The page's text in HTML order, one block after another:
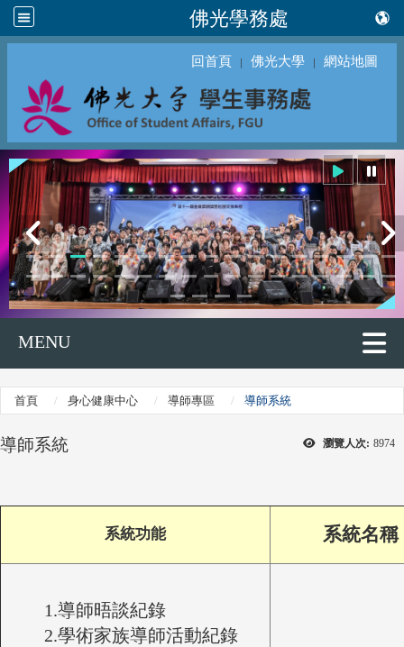
佛光學務處
回首頁 ｜ 佛光大學 ｜ 網站地圖
MENU
首頁 身心健康中心 導師專區 導師系統
瀏覽人次: 8974
導師系統
系統功能 系統名稱
1.導師晤談紀錄
2.學術家族導師活動紀錄